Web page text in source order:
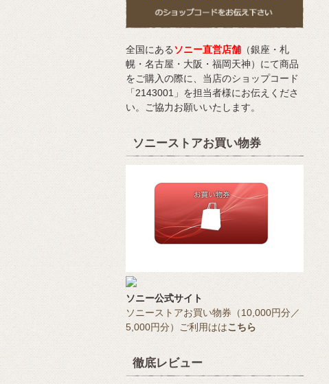
全国にあるソニー直営店舗 （銀座・札
幌・名古屋・大阪・福岡天神）にて商品
をご購入の際に、当店のショップコード
「2143001」を担当者様にお伝えくださ
い。ご協力お願いいたします。
ソニーストアお買い物券
ソニー公式サイト
ソニーストアお買い物券（10,000円分／
5,000円分）ご利用ははこちら
徹底レビュー